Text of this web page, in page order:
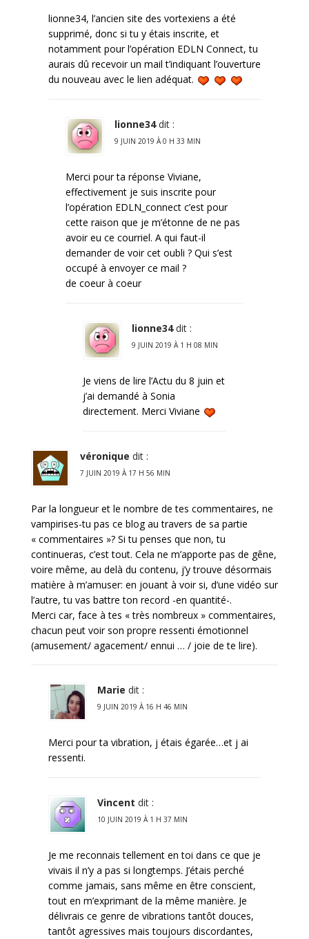
lionne34, l’ancien site des vortexiens a été
supprimé, donc si tu y étais inscrite, et
notamment pour l’opération EDLN Connect, tu
aurais dû recevoir un mail t’indiquant l’ouverture
du nouveau avec le lien adéquat.
lionne34 dit :
9 JUIN 2019 À 0 H 33 MIN
Merci pour ta réponse Viviane,
effectivement je suis inscrite pour
l’opération EDLN_connect c’est pour
cette raison que je m’étonne de ne pas
avoir eu ce courriel. A qui faut-il
demander de voir cet oubli ? Qui s’est
occupé à envoyer ce mail ?
de coeur à coeur
lionne34 dit :
9 JUIN 2019 À 1 H 08 MIN
Je viens de lire l’Actu du 8 juin et
j’ai demandé à Sonia
directement. Merci Viviane
véronique dit :
7 JUIN 2019 À 17 H 56 MIN
Par la longueur et le nombre de tes commentaires, ne
vampirises-tu pas ce blog au travers de sa partie
« commentaires »? Si tu penses que non, tu
continueras, c’est tout. Cela ne m’apporte pas de gêne,
voire même, au delà du contenu, j’y trouve désormais
matière à m’amuser: en jouant à voir si, d’une vidéo sur
l’autre, tu vas battre ton record -en quantité-.
Merci car, face à tes « très nombreux » commentaires,
chacun peut voir son propre ressenti émotionnel
(amusement/ agacement/ ennui … / joie de te lire).
Marie dit :
9 JUIN 2019 À 16 H 46 MIN
Merci pour ta vibration, j étais égarée…et j ai
ressenti.
Vincent dit :
10 JUIN 2019 À 1 H 37 MIN
Je me reconnais tellement en toi dans ce que je
vivais il n’y a pas si longtemps. J’étais perché
comme jamais, sans même en être conscient,
tout en m’exprimant de la même manière. Je
délivrais ce genre de vibrations tantôt douces,
tantôt agressives mais toujours discordantes,